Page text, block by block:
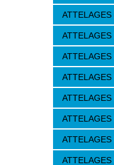
ATTELAGES
ATTELAGES
ATTELAGES
ATTELAGES
ATTELAGES